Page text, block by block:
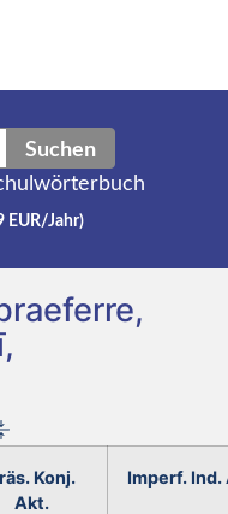
Suchen
EUR/Jahr)
Konj.
Akt.
Imperf. Ind.